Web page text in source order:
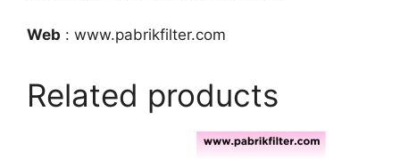
Web : www.pabrikfilter.com
Related products